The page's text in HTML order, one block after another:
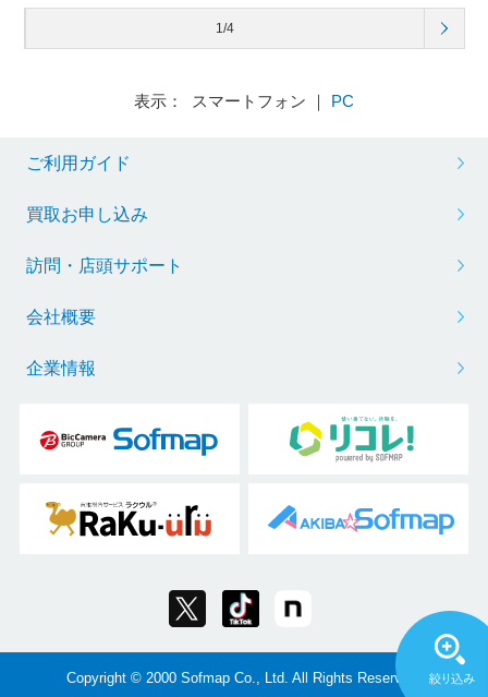
1/4
表示： スマートフォン ｜ PC
ご利用ガイド
買取お申し込み
訪問・店頭サポート
会社概要
企業情報
Copyright © 2000 Sofmap Co., Ltd. All Rights Reserved.